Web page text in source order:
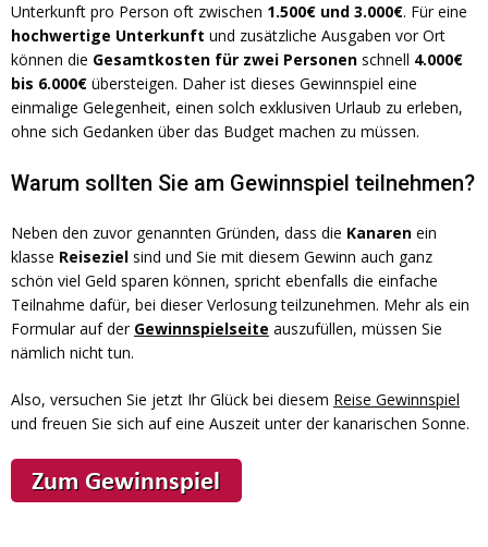
Unterkunft pro Person oft zwischen 1.500€ und 3.000€. Für eine
hochwertige Unterkunft und zusätzliche Ausgaben vor Ort
können die Gesamtkosten für zwei Personen schnell 4.000€
bis 6.000€ übersteigen. Daher ist dieses Gewinnspiel eine
einmalige Gelegenheit, einen solch exklusiven Urlaub zu erleben,
ohne sich Gedanken über das Budget machen zu müssen.
Warum sollten Sie am Gewinnspiel teilnehmen?
Neben den zuvor genannten Gründen, dass die Kanaren ein
klasse Reiseziel sind und Sie mit diesem Gewinn auch ganz
schön viel Geld sparen können, spricht ebenfalls die einfache
Teilnahme dafür, bei dieser Verlosung teilzunehmen. Mehr als ein
Formular auf der Gewinnspielseite auszufüllen, müssen Sie
nämlich nicht tun.
Also, versuchen Sie jetzt Ihr Glück bei diesem Reise Gewinnspiel
und freuen Sie sich auf eine Auszeit unter der kanarischen Sonne.